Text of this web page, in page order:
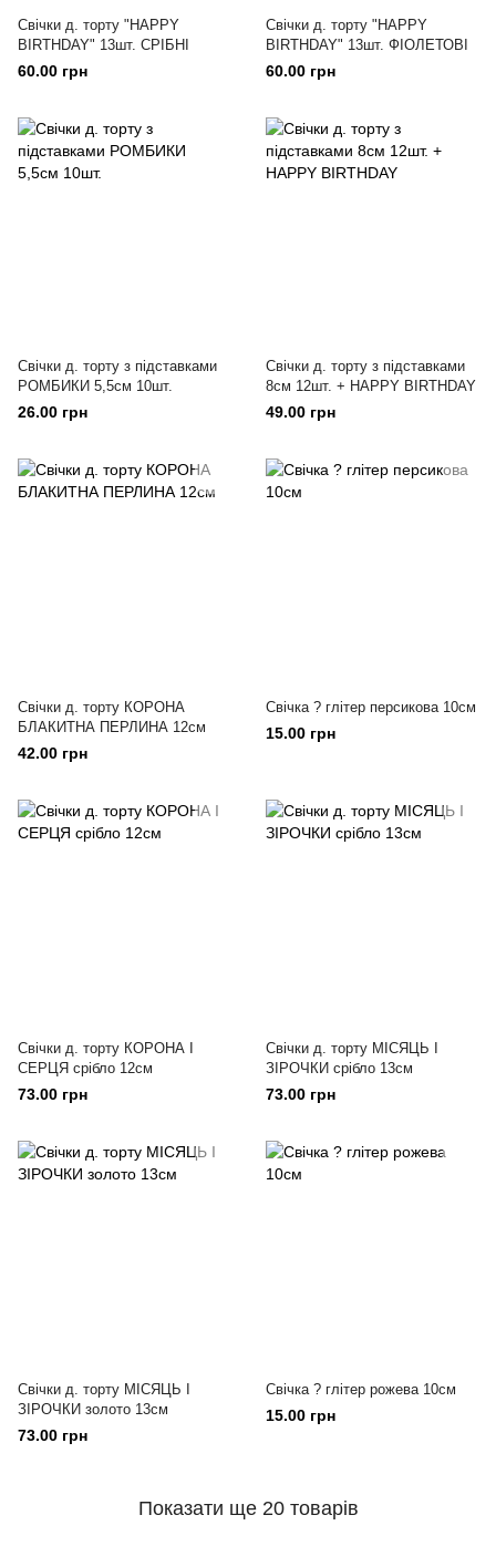
Свічки д. торту "HAPPY
BIRTHDAY" 13шт. СРІБНІ
60.00 грн
Свічки д. торту "HAPPY
BIRTHDAY" 13шт. ФІОЛЕТОВІ
60.00 грн
Свічки д. торту з підставками
РОМБИКИ 5,5см 10шт.
26.00 грн
Свічки д. торту з підставками
8см 12шт. + HAPPY BIRTHDAY
49.00 грн
Свічки д. торту КОРОНА
БЛАКИТНА ПЕРЛИНА 12см
42.00 грн
Свічка ? глітер персикова 10см
15.00 грн
Свічки д. торту КОРОНА І
СЕРЦЯ срібло 12см
73.00 грн
Свічки д. торту МІСЯЦЬ І
ЗІРОЧКИ срібло 13см
73.00 грн
Свічки д. торту МІСЯЦЬ І
ЗІРОЧКИ золото 13см
73.00 грн
Свічка ? глітер рожева 10см
15.00 грн
Показати ще 20 товарів